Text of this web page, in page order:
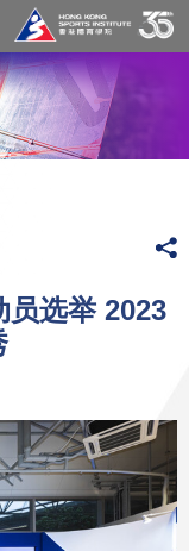
员选举 2023